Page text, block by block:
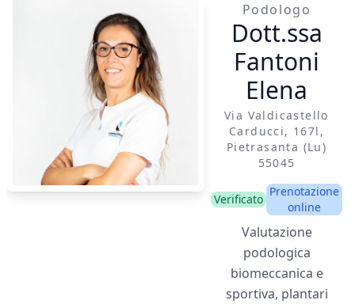
Podologo
Dott.ssa
Fantoni
Elena
Via Valdicastello
Carducci, 167l,
Pietrasanta (lu)
55045
Verificato
Prenotazione
online
Valutazione
podologica
biomeccanica e
sportiva, plantari